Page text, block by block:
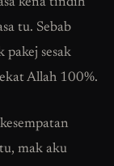
tu. Sebab
pakej sesak
Allah 100%.
mak aku